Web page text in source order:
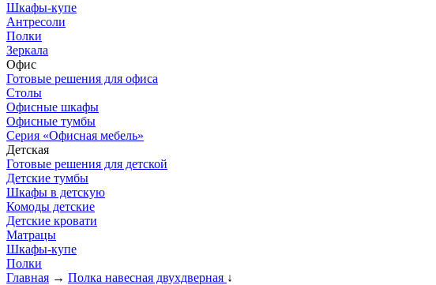
Шкафы-купе
Антресоли
Полки
Зеркала
Офис
Готовые решения для офиса
Столы
Офисные шкафы
Офисные тумбы
Серия «Офисная мебель»
Детская
Готовые решения для детской
Детские тумбы
Шкафы в детскую
Комоды детские
Детские кровати
Матрацы
Шкафы-купе
Полки
Главная → Полка навесная двухдверная ↓